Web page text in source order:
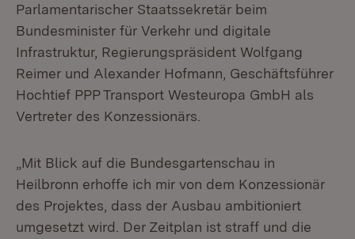
Parlamentarischer Staatssekretär beim
Bundesminister für Verkehr und digitale
Infrastruktur, Regierungspräsident Wolfgang
Reimer und Alexander Hofmann, Geschäftsführer
Hochtief PPP Transport Westeuropa GmbH als
Vertreter des Konzessionärs.
„Mit Blick auf die Bundesgartenschau in
Heilbronn erhoffe ich mir von dem Konzessionär
des Projektes, dass der Ausbau ambitioniert
umgesetzt wird. Der Zeitplan ist straff und die